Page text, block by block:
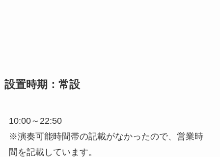
設置時期：常設
10:00～22:50
※演奏可能時間帯の記載がなかったので、営業時
間を記載しています。